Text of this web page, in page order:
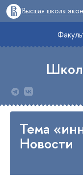
Высшая школа
Тема
Новости